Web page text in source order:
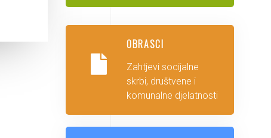
OBRASCI
Zahtjevi socijalne
skrbi, društvene i
komunalne djelatnosti